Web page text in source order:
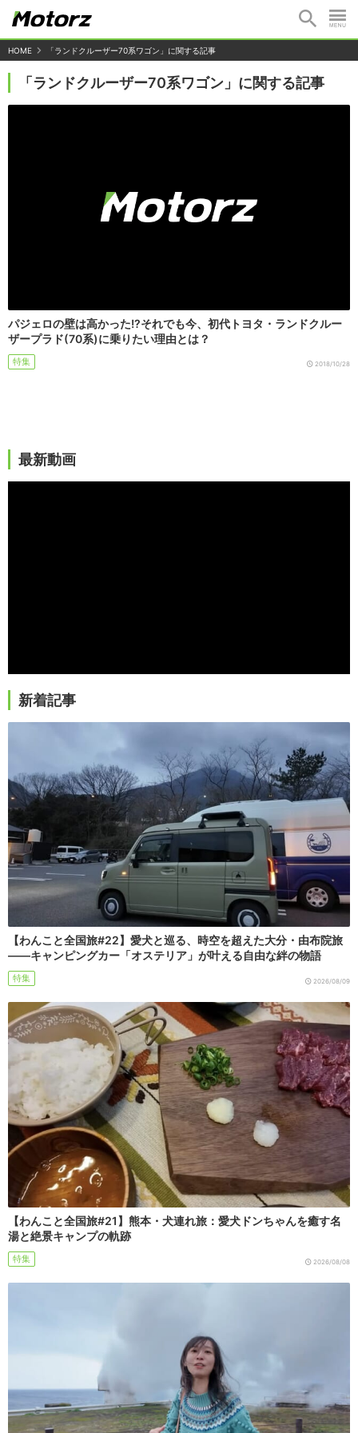
HOME 「ランドクルーザー70系ワゴン」に関する記事
「ランドクルーザー70系ワゴン」に関する記事
パジェロの壁は高かった!?それでも今、初代トヨタ・ランドクルー
ザープラド(70系)に乗りたい理由とは？
特集 2018/10/28
最新動画
新着記事
【わんこと全国旅#22】愛犬と巡る、時空を超えた大分・由布院旅
――キャンピングカー「オステリア」が叶える自由な絆の物語
特集 2026/08/09
【わんこと全国旅#21】熊本・犬連れ旅：愛犬ドンちゃんを癒す名
湯と絶景キャンプの軌跡
特集 2026/08/08